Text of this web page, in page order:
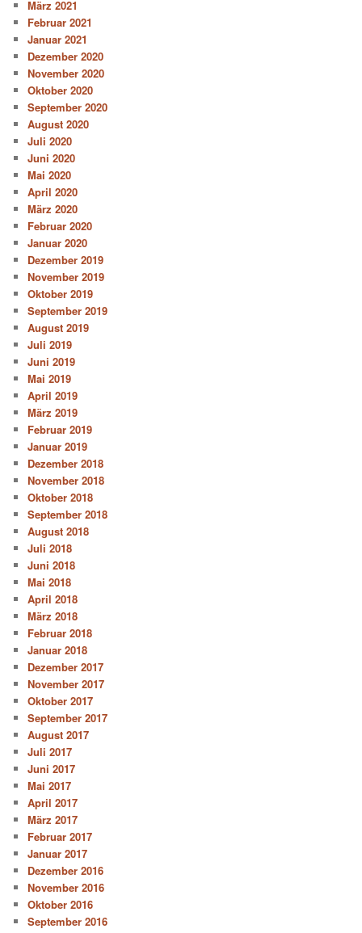
März 2021
Februar 2021
Januar 2021
Dezember 2020
November 2020
Oktober 2020
September 2020
August 2020
Juli 2020
Juni 2020
Mai 2020
April 2020
März 2020
Februar 2020
Januar 2020
Dezember 2019
November 2019
Oktober 2019
September 2019
August 2019
Juli 2019
Juni 2019
Mai 2019
April 2019
März 2019
Februar 2019
Januar 2019
Dezember 2018
November 2018
Oktober 2018
September 2018
August 2018
Juli 2018
Juni 2018
Mai 2018
April 2018
März 2018
Februar 2018
Januar 2018
Dezember 2017
November 2017
Oktober 2017
September 2017
August 2017
Juli 2017
Juni 2017
Mai 2017
April 2017
März 2017
Februar 2017
Januar 2017
Dezember 2016
November 2016
Oktober 2016
September 2016